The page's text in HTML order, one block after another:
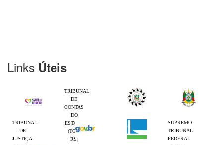
Links Úteis
TRIBUNAL
DE
CONTAS
DO
ESTADO
(TCE-
RS)
TRIBUNAL
DE
JUSTIÇA
SUPREMO
TRIBUNAL
FEDERAL